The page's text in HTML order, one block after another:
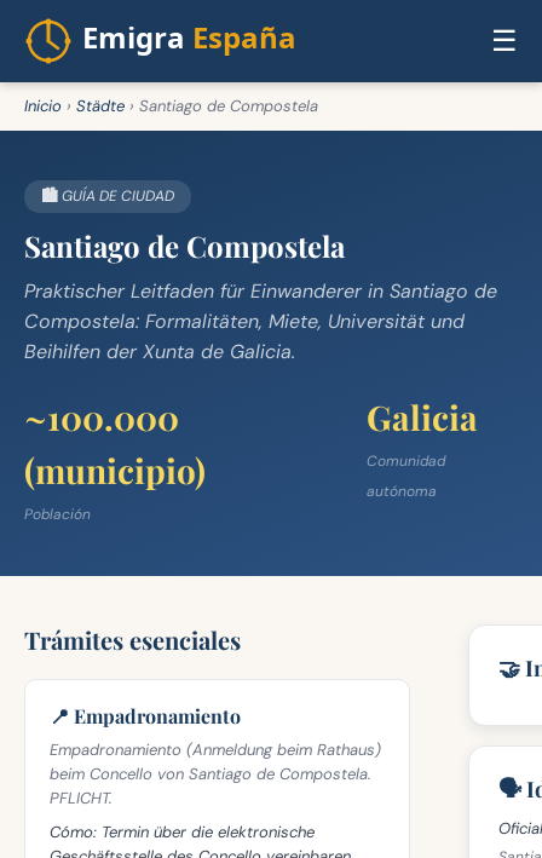
☰
Inicio › Städte › Santiago de Compostela
🏙️ GUÍA DE CIUDAD
Santiago de Compostela
Praktischer Leitfaden für Einwanderer in Santiago de
Compostela: Formalitäten, Miete, Universität und
Beihilfen der Xunta de Galicia.
~100.000
(municipio)
Población
Galicia
Comunidad
autónoma
Trámites esenciales
📍 Empadronamiento
Empadronamiento (Anmeldung beim Rathaus)
beim Concello von Santiago de Compostela.
PFLICHT.
Cómo: Termin über die elektronische
🤝
🗣️